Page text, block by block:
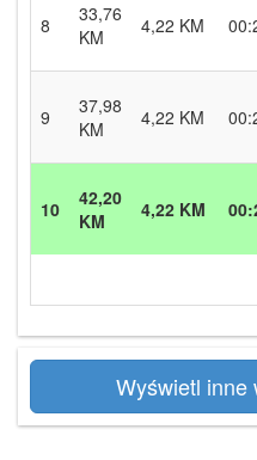
8
33,76
KM
4,22 KM
9
37,98
KM
4,22 KM
10
42,20
KM
4,22 KM
Wyświetl inne